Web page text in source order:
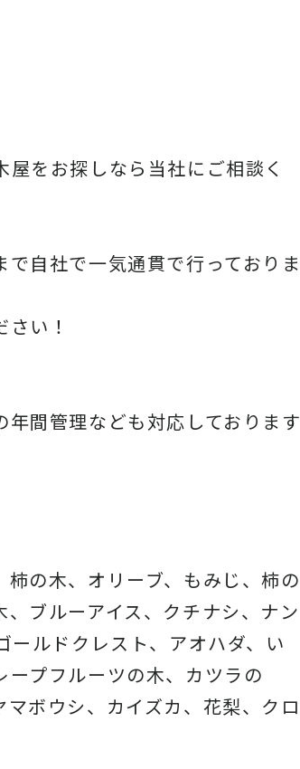
屋をお探しなら当社にご相談く
自社で一気通貫で行っておりま
い！
年間管理なども対応しております
柿の木、オリーブ、もみじ、柿の
ブルーアイス、 クチナシ、ナン
ールドクレスト、アオハダ、い
ープフルーツの木、カツラの
ボウシ、カイズカ、 花梨、クロ